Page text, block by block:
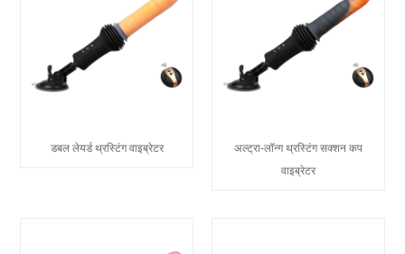
डबल लेयर्ड थ्रस्टिंग वाइब्रेटर
अल्ट्रा-लॉन्ग थ्रस्टिंग सक्शन कप
वाइब्रेटर